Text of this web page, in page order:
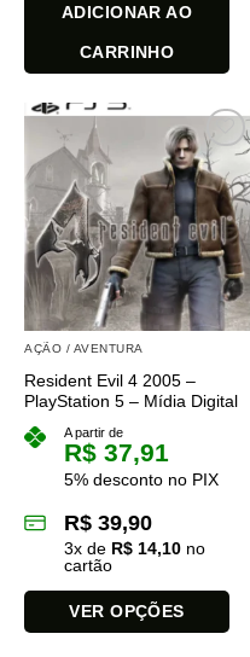
ADICIONAR AO
CARRINHO
AÇÃO / AVENTURA
Resident Evil 4 2005 –
PlayStation 5 – Mídia Digital
A partir de
R$ 37,91
5% desconto no PIX
R$ 39,90
3x de R$ 14,10 no
cartão
VER OPÇÕES